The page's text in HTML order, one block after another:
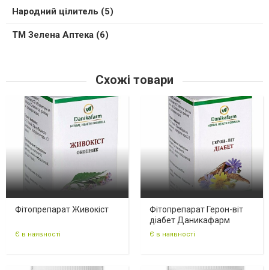
Народний цілитель (5)
ТМ Зелена Аптека (6)
Схожі товари
Фітопрепарат Живокіст
Є в наявності
Фітопрепарат Герон-віт
діабет Даникафарм
Є в наявності